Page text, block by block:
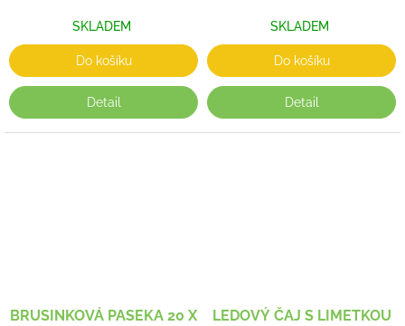
SKLADEM
Do košíku
Detail
SKLADEM
Do košíku
Detail
BRUSINKOVÁ PASEKA 20 X
LEDOVÝ ČAJ S LIMETKOU